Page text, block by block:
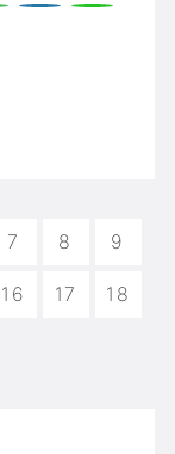
7 8 9
16 17 18